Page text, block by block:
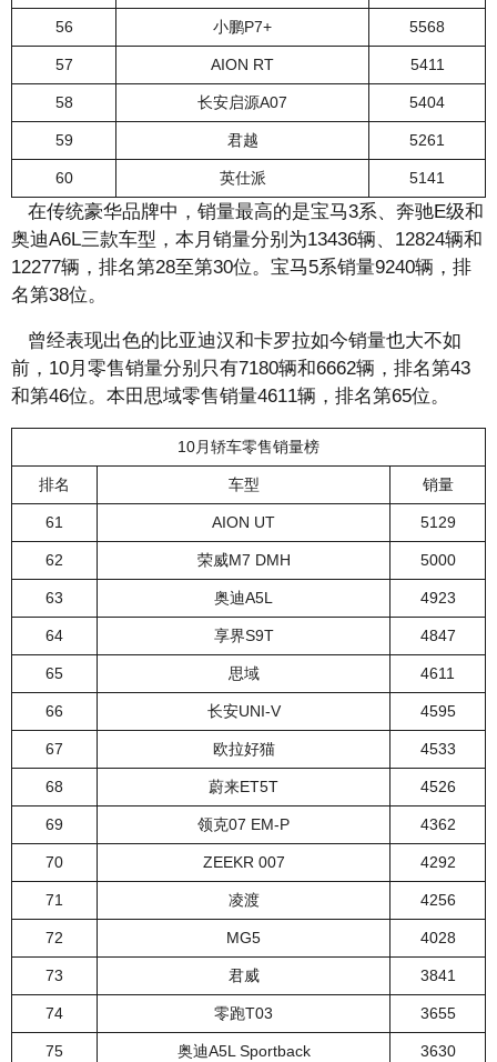
56 小鹏P7+ 5568
57 AION RT 5411
58 长安启源A07 5404
59 君越 5261
60 英仕派 5141
在传统豪华品牌中，销量最高的是宝马3系、奔驰E级和
奥迪A6L三款车型，本月销量分别为13436辆、12824辆和
12277辆，排名第28至第30位。宝马5系销量9240辆，排
名第38位。
曾经表现出色的比亚迪汉和卡罗拉如今销量也大不如
前，10月零售销量分别只有7180辆和6662辆，排名第43
和第46位。本田思域零售销量4611辆，排名第65位。
10月轿车零售销量榜
排名 车型 销量
61 AION UT 5129
62 荣威M7 DMH 5000
63 奥迪A5L 4923
64 享界S9T 4847
65 思域 4611
66 长安UNI-V 4595
67 欧拉好猫 4533
68 蔚来ET5T 4526
69 领克07 EM-P 4362
70 ZEEKR 007 4292
71 凌渡 4256
72 MG5 4028
73 君威 3841
74 零跑T03 3655
75 奥迪A5L Sportback 3630